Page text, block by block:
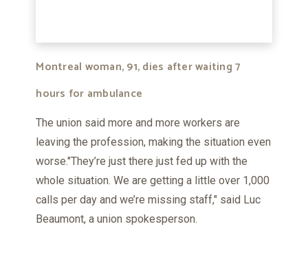
Montreal woman, 91, dies after waiting 7
hours for ambulance
The union said more and more workers are
leaving the profession, making the situation even
worse."They’re just there just fed up with the
whole situation. We are getting a little over 1,000
calls per day and we’re missing staff," said Luc
Beaumont, a union spokesperson.